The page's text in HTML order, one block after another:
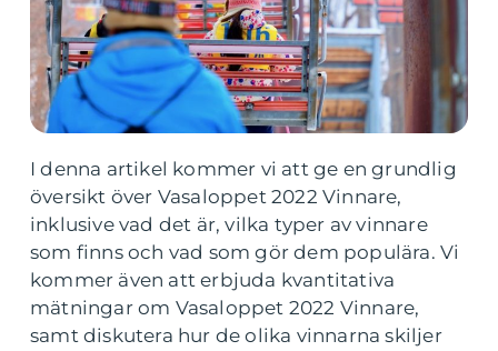
I denna artikel kommer vi att ge en grundlig
översikt över Vasaloppet 2022 Vinnare,
inklusive vad det är, vilka typer av vinnare
som finns och vad som gör dem populära. Vi
kommer även att erbjuda kvantitativa
mätningar om Vasaloppet 2022 Vinnare,
samt diskutera hur de olika vinnarna skiljer